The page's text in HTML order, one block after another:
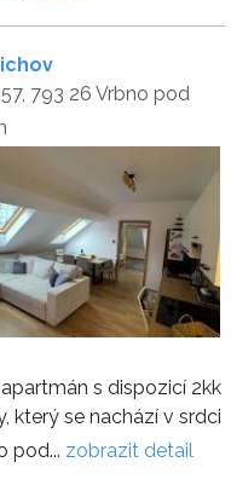
793 26 Vrbno pod
s dispozicí 2kk
který se nachází v srdci
pod... zobrazit detail